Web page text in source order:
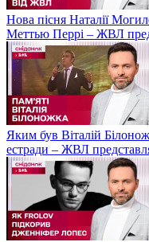
Нова пісня Наталії
Меттью Перрі – ЖВЛ
Яким був Віталій
естради – ЖВЛ